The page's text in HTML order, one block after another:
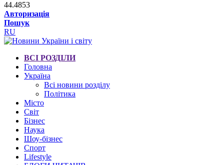
44.4853
Авторизація
Пошук
RU
ВСІ РОЗДІЛИ
Головна
Україна
Всі новини розділу
Політика
Місто
Світ
Бізнес
Наука
Шоу-бізнес
Спорт
Lifestyle